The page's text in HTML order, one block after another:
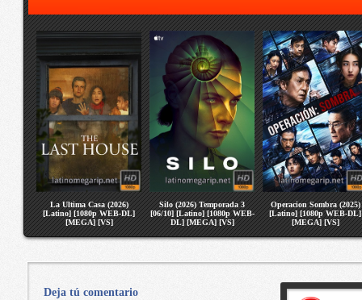
La Ultima Casa (2026)
[Latino] [1080p WEB-DL]
[MEGA] [VS]
Silo (2026) Temporada 3
[06/10] [Latino] [1080p WEB-
DL] [MEGA] [VS]
Operacion Sombra (2025)
[Latino] [1080p WEB-DL]
[MEGA] [VS]
Deja tú comentario